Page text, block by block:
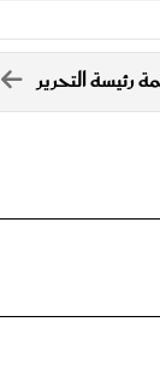
رئيسة التحرير